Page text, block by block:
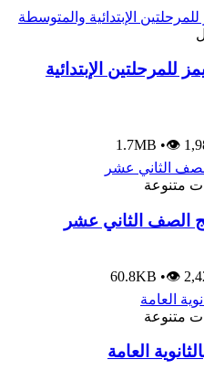
للمرحلتين الإبتدائية
1.7MB •👁
متنوعة
الصف الثاني عشر
60.8KB •👁
متنوعة
العامة